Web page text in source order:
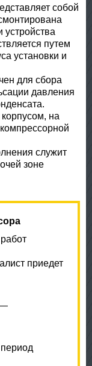
собой
устройства
путем
установки и
для сбора
давления
на
служит
зоне
приедет
—